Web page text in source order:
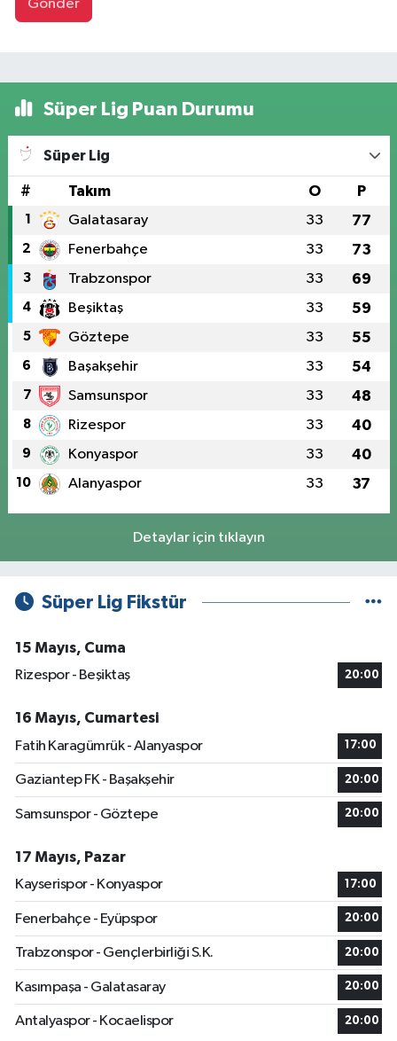
Gönder
Süper Lig Puan Durumu
Süper Lig
# Takım O P
1 Galatasaray 33 77
2 Fenerbahçe 33 73
3 Trabzonspor 33 69
4 Beşiktaş 33 59
5 Göztepe 33 55
6 Başakşehir 33 54
7 Samsunspor 33 48
8 Rizespor 33 40
9 Konyaspor 33 40
10 Alanyaspor 33 37
Detaylar için tıklayın
Süper Lig Fikstür
15 Mayıs, Cuma
Rizespor - Beşiktaş
20:00
16 Mayıs, Cumartesi
Fatih Karagümrük - Alanyaspor
17:00
Gaziantep FK - Başakşehir 20:00
Samsunspor - Göztepe 20:00
17 Mayıs, Pazar
Kayserispor - Konyaspor
17:00
Fenerbahçe - Eyüpspor 20:00
Trabzonspor - Gençlerbirliği S.K. 20:00
Kasımpaşa - Galatasaray 20:00
Antalyaspor - Kocaelispor 20:00